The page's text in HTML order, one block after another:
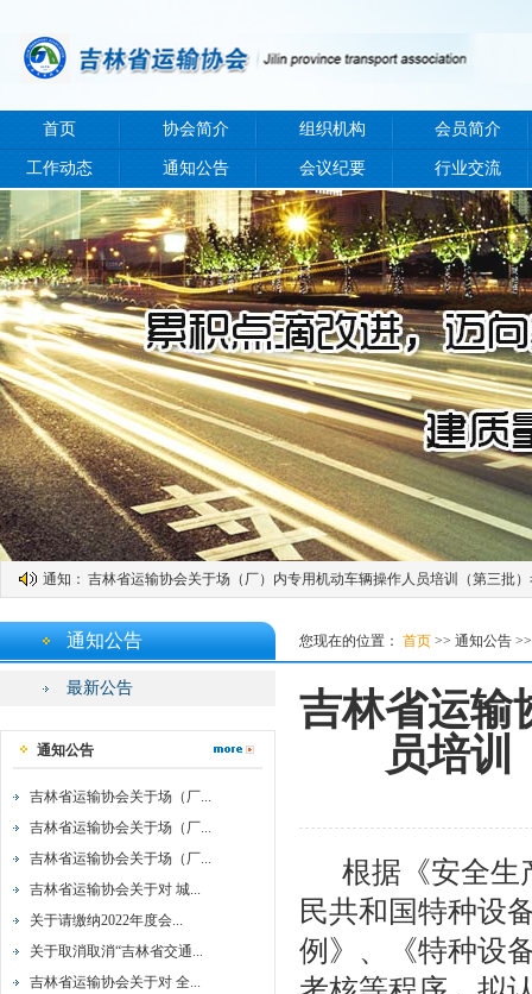
首页 协会简介 组织机构 会员简介
工作动态 通知公告 会议纪要 行业交流
通知：
吉林省运输协会关于更新专家库成员的通知
吉林省运输协会关于场（厂）内专用机动车辆操作人员培训（第三批
吉林省运输协会关于场（厂）内专用机动车辆操作人员培训（第一批
吉林省运输协会关于对 城市公交企业 道路客运站 城市轨道交通企业经
关于取消取消“吉林省交通旅游集散中心联盟”“吉林省道路旅客运输定
关于推荐刘忠国等21名驾驶员参加2021年度全国道路运输安全行车百
关于推荐刘忠国、郑辉等21名驾驶员 参加2021年度全国道路运输安全
关于组织道路运输企业主要负责人和安全生产管理人员安全培训的通知
吉林省运输协会关于对城市公交站场、道路客运站场、城市轨道交通
关于印发《吉林省开展餐饮经营者勾结客车司机宰客乱象专项整治行
吉林省运输协会关于对 《吉林省客运班车进站运营服务合同》 （修订
通知公告 您现在的位置： 首页 >> 通知公告 >>
最新公告
通知公告
吉林省运输协会关于场（厂...
吉林省运输协会关于场（厂...
吉林省运输协会关于场（厂...
吉林省运输协会关于对 城...
关于请缴纳2022年度会...
关于取消取消“吉林省交通...
吉林省运输协会关于对 全...
吉林省运输
员培训
根据《安全生
民共和国特种设
例》、《特种设